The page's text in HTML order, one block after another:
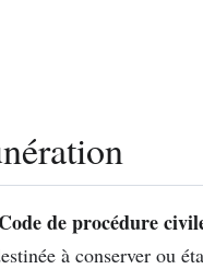
de procédure
à conserver ou